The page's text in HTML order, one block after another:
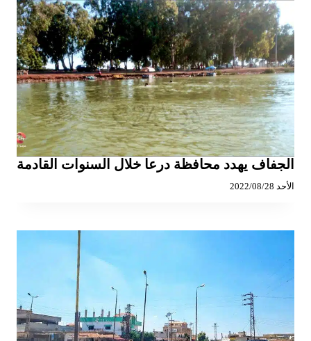
الجفاف يهدد محافظة درعا خلال السنوات القادمة
الأحد 2022/08/28